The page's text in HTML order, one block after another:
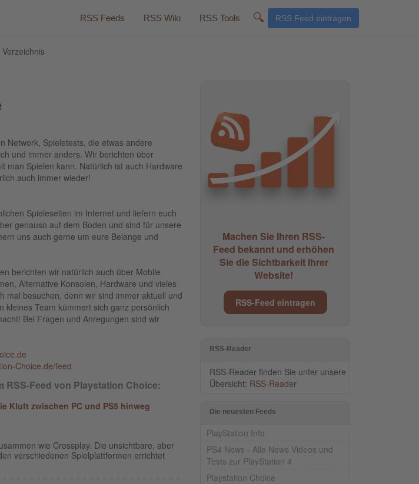
RSS Feeds RSS Wiki RSS Tools 🔍 RSS Feed eintragen
Network, Spieletests, die etwas andere
und immer anders. Wir berichten über
man Spielen kann. Natürlich ist auch Hardware
auch immer wieder!
Spieleseiten im Internet und liefern euch
genauso auf dem Boden und sind für unsere
uns auch gerne um eure Belange und
berichten wir natürlich auch über Mobile
Alternative Konsolen, Hardware und vieles
mal besuchen, denn wir sind immer aktuell und
kleines Team kümmert sich ganz persönlich
Bei Fragen und Anregungen sind wir
Choice.de/feed
RSS-Feed von Playstation Choice:
Kluft zwischen PC und PS5 hinweg
wie Crossplay. Die unsichtbare, aber
verschiedenen Spielplattformen errichtet
Machen Sie Ihren RSS-
Feed bekannt und erhöhen
Sie die Sichtbarkeit Ihrer
Website!
RSS-Feed eintragen
RSS-Reader
RSS-Reader finden Sie unter unsere
Übersicht: RSS-Reader
Die neuesten Feeds
PlayStation Info
PS4 News - Alle News Videos und
Tests zur PlayStation 4
Playstation Choice